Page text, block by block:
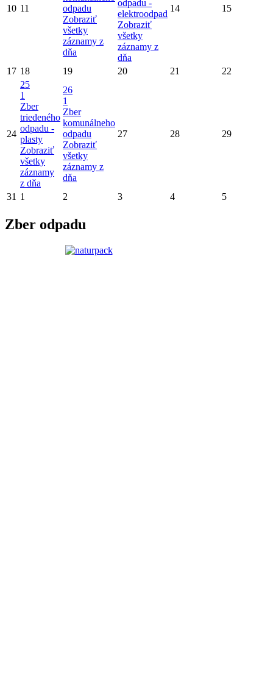
10 11
odpadu
Zobraziť
všetky
záznamy z
dňa
odpadu -
elektroodpad
Zobraziť
všetky
záznamy z
dňa
14 15
17 18 19 20 21 22
24
25
1
Zber
triedeného
odpadu -
plasty
Zobraziť
všetky
záznamy
z dňa
26
1
Zber
komunálneho
odpadu
Zobraziť
všetky
záznamy z
dňa
27 28 29
31 1 2 3 4 5
Zber odpadu